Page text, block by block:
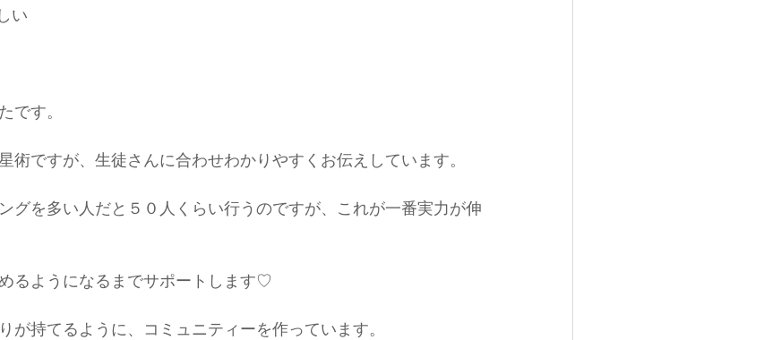
い
です。
術ですが、生徒さんに合わせわかりやすくお伝えしています。
グを多い人だと５０人くらい行うのですが、これが一番実力が伸
るようになるまでサポートします♡
が持てるように、コミュニティーを作っています。